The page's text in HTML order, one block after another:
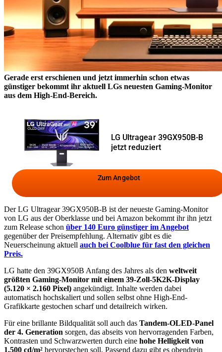
Gerade erst erschienen und jetzt immerhin schon etwas
günstiger bekommt ihr aktuell LGs neuesten Gaming-Monitor
aus dem High-End-Bereich.
LG Ultragear 39GX950B-B
jetzt reduziert
Zum Angebot
Der LG Ultragear 39GX950B-B ist der neueste Gaming-Monitor
von LG aus der Oberklasse und bei Amazon bekommt ihr ihn jetzt
zum Release schon über 140 Euro günstiger im Angebot
gegenüber der Preisempfehlung. Alternativ gibt es die
Neuerscheinung aktuell auch bei Coolblue für fast den gleichen
Preis.
LG hatte den 39GX950B Anfang des Jahres als den weltweit
größten Gaming-Monitor mit einem 39-Zoll-5K2K-Display
(5.120 × 2.160 Pixel) angekündigt. Inhalte werden dabei
automatisch hochskaliert und sollen selbst ohne High-End-
Grafikkarte gestochen scharf und detailreich wirken.
Für eine brillante Bildqualität soll auch das Tandem-OLED-Panel
der 4. Generation sorgen, das abseits von hervorragenden Farben,
Kontrasten und Schwarzwerten durch eine hohe Helligkeit von
1.500 cd/m² hervorstechen soll. Passend dazu gibt es obendrein